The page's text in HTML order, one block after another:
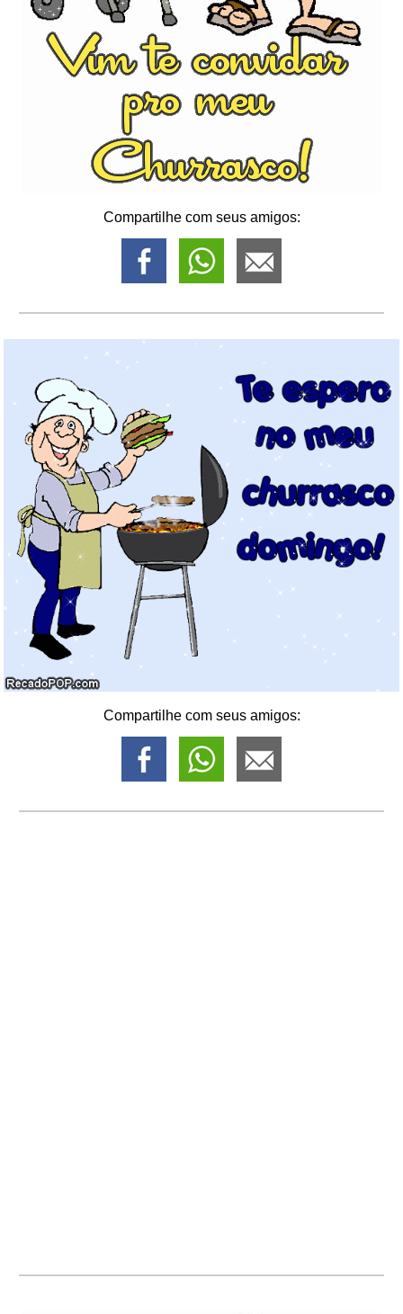
Compartilhe com seus amigos:
Compartilhe com seus amigos: